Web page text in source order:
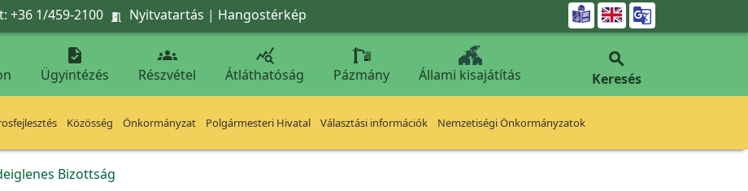
+36 1/459-2100  Nyitvatartás | Hangostérkép 

Ügyintézés

Részvétel

Átláthatóság Pázmány Állami kisajátítás

Keresés
Közösség Önkormányzat Polgármesteri Hivatal Választási információk Nemzetiségi Önkormányzatok
Bizottság